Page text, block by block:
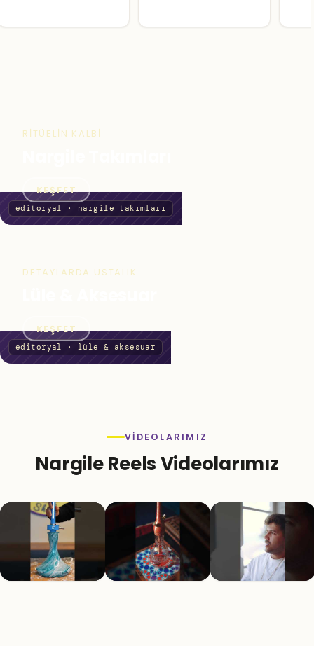
RITÜELIN KALBI
KEŞFET
DETAYLARDA USTALIK
KEŞFET
VIDEOLARIMIZ
Nargile Reels Videolarımız